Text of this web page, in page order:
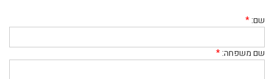
שם:*
שם משפחה:*